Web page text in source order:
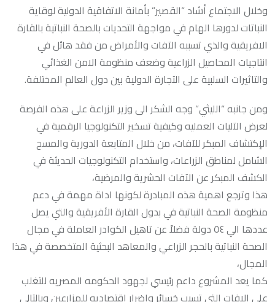
وخلال الاجتماع أشاد “القصير” بأمانة الاتفاقية الدولية لوقاية
النباتات لدورها الهام في مواجهة التحديات بالصحة النباتية بالقارة
الافريقية والذي تسببه الآفات والأمراض من فقد هائل في
انتاجيات المحاصيل الزراعية وضعف منظومة الامن الغذائي
والتاثيرات السلبية على التجارة الدولية بين دول العالم المختلفة.
ومن جانبه “الليثي” وجه الشكر الى وزير الزراعة على هذه الفرصة
لعرض الآليات العمليه وكيفية تسخير التكنولوجيا الرقمية في
الإكتشاف المبكر للآفات، من خلال المتابعة الدورية والمسح
الشامل لمناطق الزراعات، واستخدام التكنولوجيات الحديثة في
الكشف المبكر عن الآفات الحشرية والمرضية،
هذا وترجع اهمية هذه المبادرة لكونها اداة مهمة في دعم
منظومة الصحة النباتية في بدول القارة الأفريقية والتي يصل
عددها الي ٥٤ دولة فضلاً عن تاهيل الكوادر العاملة في مجال
الصحة النباتية بالحجر الزراعي والمعاهد البحثية المتخصصة في هذا
المجال،
كما يعد المشروع داعم رئيسي لجهود الحكومه المصريه للتغلب
على الافات التي تسبب خسائر واضرار اقتصاديه للمزارعين وبالتالي